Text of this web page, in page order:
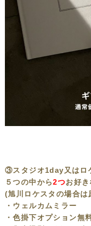
③スタジオ1day又はロ
５つの中から2つお好き
(旭川ロケスタの場合は
・ウェルカムミラー
・色掛下オプション無